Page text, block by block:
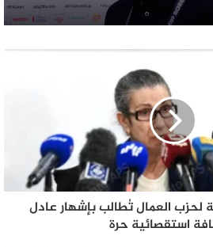
لحزب العمال تُطالب بإشهار عادل
استقصائية حرة